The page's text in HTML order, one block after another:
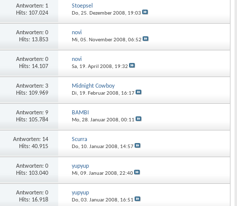
Antworten: 1
Hits: 107.024
Stoepsel
Do, 25. Dezember 2008, 19:03
Antworten: 0
Hits: 13.853
novi
Mi, 05. November 2008, 06:52
Antworten: 0
Hits: 14.107
novi
Sa, 19. April 2008, 19:32
Antworten: 3
Hits: 109.969
Midnight Cowboy
Di, 19. Februar 2008, 16:17
Antworten: 9
Hits: 105.784
BAMBI
Mo, 28. Januar 2008, 00:11
Antworten: 14
Hits: 40.915
Scurra
Do, 10. Januar 2008, 14:57
Antworten: 0
Hits: 103.040
yupyup
Mi, 09. Januar 2008, 22:40
Antworten: 0
Hits: 16.918
yupyup
Do, 03. Januar 2008, 16:51